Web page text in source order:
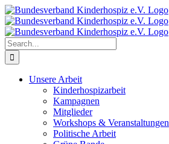
Skip
to
content
Search
for:
Unsere Arbeit
Kinderhospizarbeit
Kampagnen
Mitglieder
Workshops & Veranstaltungen
Politische Arbeit